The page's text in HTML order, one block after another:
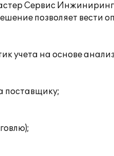
Сервис
позволяет вести
учета на основе
поставщику;